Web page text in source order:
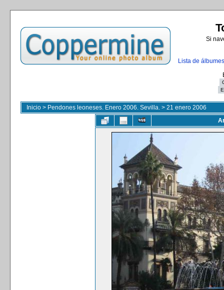
Si
Lista de álbumes
Inicio > Pendones leoneses. Enero 2006. Sevilla. > 21 enero 2006